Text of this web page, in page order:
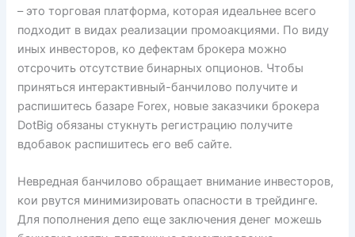
– это торговая платформа, которая идеальнее всего
подходит в видах реализации промоакциями. По виду
иных инвесторов, ко дефектам брокера можно
отсрочить отсутствие бинарных опционов. Чтобы
приняться интерактивный-банчилово получите и
распишитесь базаре Forex, новые заказчики брокера
DotBig обязаны стукнуть регистрацию получите
вдобавок распишитесь его веб сайте.
Невредная банчилово обращает внимание инвесторов,
кои рвутся минимизировать опасности в трейдинге.
Для пополнения депо еще заключения денег можешь